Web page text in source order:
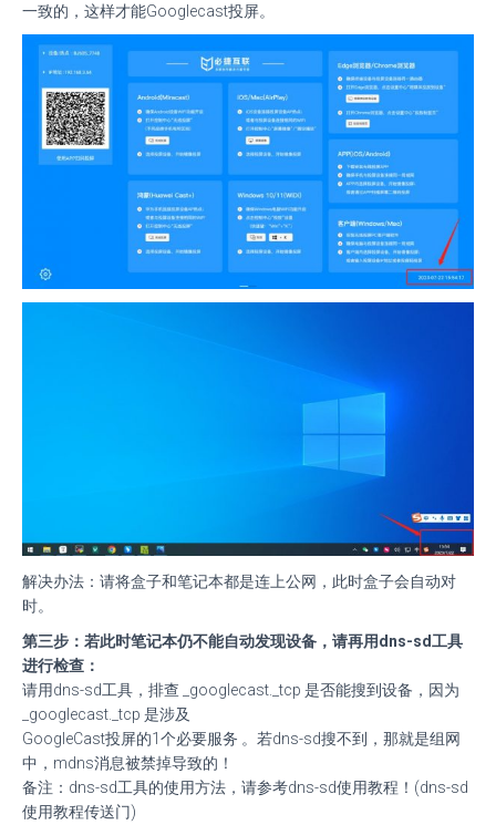
一致的，这样才能Googlecast投屏。
解决办法：请将盒子和笔记本都是连上公网，此时盒子会自动对
时。
第三步：若此时笔记本仍不能自动发现设备，请再用dns-sd工具
进行检查：
请用dns-sd工具，排查 _googlecast._tcp 是否能搜到设备，因为
_googlecast._tcp 是涉及
GoogleCast投屏的1个必要服务 。若dns-sd搜不到，那就是组网
中，mdns消息被禁掉导致的！
备注：dns-sd工具的使用方法，请参考dns-sd使用教程！(dns-sd
使用教程传送门)